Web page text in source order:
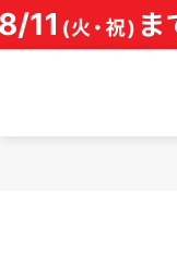
コ
ン
テ